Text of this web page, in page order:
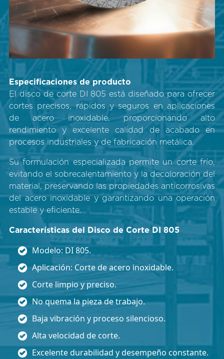
Especificaciones de producto
El disco de corte DI 805 está diseñado para ofrecer
cortes precisos, rápidos y seguros en aplicaciones
de acero inoxidable, proporcionando alto
rendimiento y excelente calidad de acabado en
procesos industriales y de fabricación metálica.
Su formulación especializada permite un corte frío,
evitando el sobrecalentamiento y la decoloración del
material, preservando las propiedades anticorrosivas
del acero inoxidable y garantizando una operación
estable y eficiente.
Características del Disco de Corte DI 805
Modelo: DI 805.
Aplicación: Corte de acero inoxidable.
Corte limpio y preciso.
No quema la pieza de trabajo.
Baja vibración y proceso silencioso.
Alta velocidad de corte.
Excelente durabilidad y desempeño constante.